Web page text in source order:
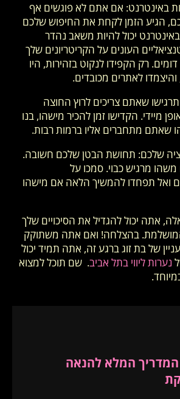
באינטרנט: אם אתם לא פוגשים אף
הגיע הזמן לקחת את החיפוש שלכם
באינטרנט יכול להיות משאב נהדר
העונים על הקריטריונים שלך
רק הקפידו לנקוט בזהירות, היו
לאתרים מכובדים.
שאתם צריכים לרוץ החוצה
מיידי. הקדישו זמן להכיר מישהו, בנו
שאתם מתחברים אליו ברמות רבות.
שלכם: תחושת הבטן שלכם חשובה.
מרגיש כבוי. סמכו על
ואל תפחדו להמשיך הלאה אם מישהו
אתה יכול להגדיל את הסיכויים שלך
בהצלחה! ואם אתה משתוקק
של בת זוג ברגע זה, אתה תמיד יכול
נערות ליווי בתל אביב. שם תוכל למצוא
המדריך המלא להנאה